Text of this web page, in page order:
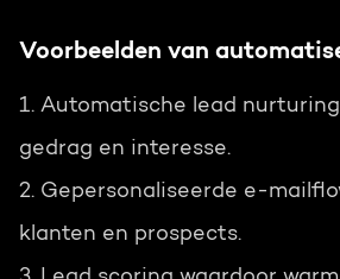
Voorbeelden van
1. Automatische lead
gedrag en interesse.
2. Gepersonaliseerde e-
klanten en prospects.